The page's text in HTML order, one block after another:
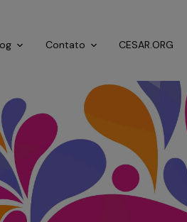
Contato CESAR.ORG